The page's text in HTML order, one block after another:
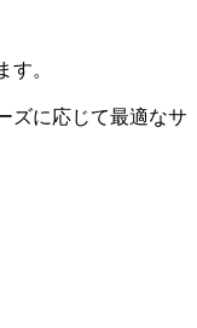
。
ズに応じて最適なサ